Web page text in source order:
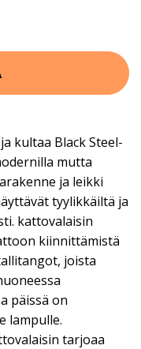
kultaa Black Steel-
mutta
ja leikki
tyylikkäiltä ja
kattovalaisin
kiinnittämistä
joista
päissä on
lampulle.
tarjoaa